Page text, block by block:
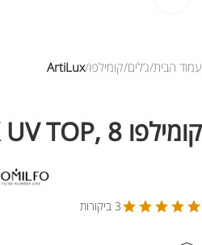
עמוד הבית ג’לים קומילפו ArtiLux
קומילפו ARTILUX UV TOP, 8 מ”ל
3 ביקורות